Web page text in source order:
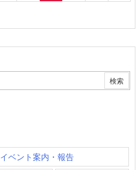
イベント案内・報告